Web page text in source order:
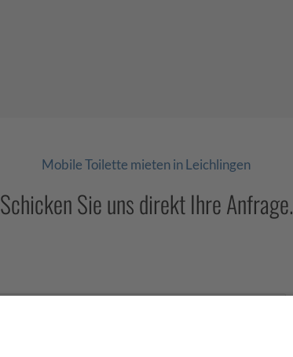
Mobile Toilette mieten in Leichlingen
Schicken Sie uns direkt Ihre Anfrage.